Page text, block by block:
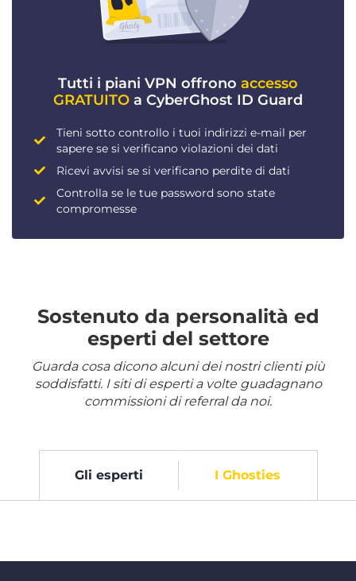
Tutti i piani VPN offrono accesso
GRATUITO a CyberGhost ID Guard
Tieni sotto controllo i tuoi indirizzi e-mail per
sapere se si verificano violazioni dei dati
Ricevi avvisi se si verificano perdite di dati
Controlla se le tue password sono state
compromesse
Sostenuto da personalità ed
esperti del settore
Guarda cosa dicono alcuni dei nostri clienti più
soddisfatti. I siti di esperti a volte guadagnano
commissioni di referral da noi.
Gli esperti I Ghosties